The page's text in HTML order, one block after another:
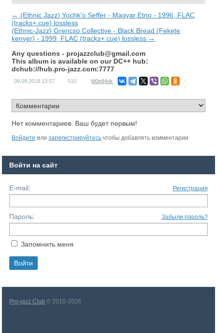
← (Ethnic Jazz) Yochk'o Seffer - Magyar Etno - 1996, FLAC
(tracks+.cue) lossless
(Ethnic-Jazz) Grencso Collective - Black Bread (Fekete
kenyer) - 1999, FLAC (tracks+.cue) lossless →
Any questions - projazzclub@gmail.com
This album is available on our DC++ hub:
dchub://hub.pro-jazz.com:7777
09.09.2018 13:57 510 M0p94ok
Нет комментариев. Ваш будет первым!
Войдите илизарегистрируйтесь чтобы добавлять комментарии
Войти на сайт
E-mail: Регистрация
Пароль: Забыли пароль?
Запомнить меня
Pro-jazz Club © 2010-2026